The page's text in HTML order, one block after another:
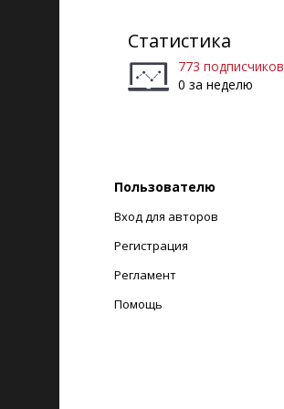
Статистика
773 подписчиков
0 за неделю
Пользователю
Вход для авторов
Регистрация
Регламент
Помощь